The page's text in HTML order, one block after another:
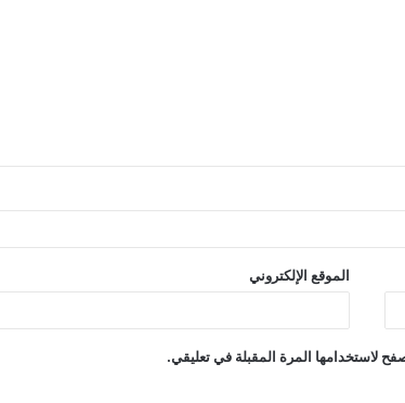
الموقع الإلكتروني
لاستخدامها المرة المقبلة في تعليقي.